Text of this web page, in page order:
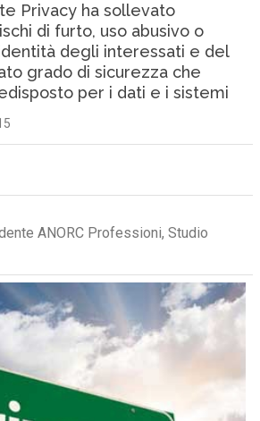
Privacy ha sollevato
di furto, uso abusivo o
degli interessati e del
grado di sicurezza che
per i dati e i sistemi
ANORC Professioni, Studio